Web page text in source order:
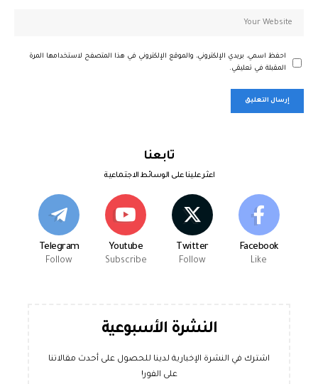
احفظ اسمي، بريدي الإلكتروني، والموقع الإلكتروني في هذا المتصفح لاستخدامها المرة
المقبلة في تعليقي.
تابعنا
اعثر علينا على الوسائط الاجتماعية
Facebook
Like
Twitter
Follow
Youtube
Subscribe
Telegram
Follow
النشرة الأسبوعية
اشترك في النشرة الإخبارية لدينا للحصول على أحدث مقالاتنا
على الفور!